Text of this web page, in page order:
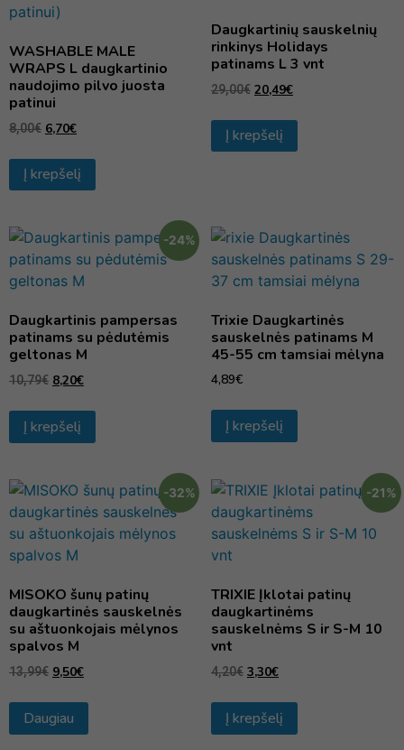
WASHABLE MALE
WRAPS L daugkartinio
naudojimo pilvo juosta
patinui
8,00€ 6,70€
Į krepšelį
Daugkartinių sauskelnių
rinkinys Holidays
patinams L 3 vnt
29,00€ 20,49€
Į krepšelį
-24%
Daugkartinis pampersas
patinams su pėdutėmis
geltonas M
10,79€ 8,20€
Į krepšelį
Trixie Daugkartinės
sauskelnės patinams M
45-55 cm tamsiai mėlyna
4,89€
Į krepšelį
-32%
MISOKO šunų patinų
daugkartinės sauskelnės
su aštuonkojais mėlynos
spalvos M
13,99€ 9,50€
Daugiau
-21%
TRIXIE Įklotai patinų
daugkartinėms
sauskelnėms S ir S-M 10
vnt
4,20€ 3,30€
Į krepšelį